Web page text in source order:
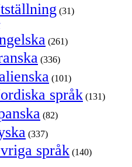
(31)
(261)
(336)
(101)
språk (131)
(82)
(337)
språk (140)